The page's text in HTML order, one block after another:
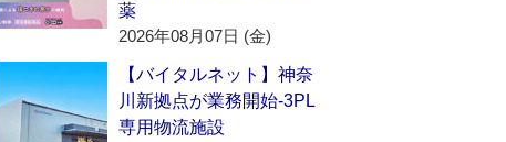
薬
2026年08月07日 (金)
【バイタルネット】神奈
川新拠点が業務開始‐3PL
専用物流施設